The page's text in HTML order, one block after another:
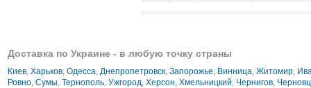
Доставка по Украине - в любую точку страны
Киев Харьков Одесса Днепропетровск Запорожье Винница Житомир
Ровно Сумы Тернополь Ужгород Херсон Хмельницкий Чернигов